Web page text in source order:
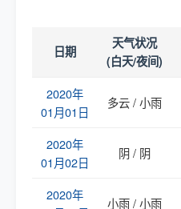
日期
天气状况
(白天/夜间)
2020年
01月01日
多云 / 小雨
2020年
01月02日
阴 / 阴
2020年
小雨 / 小雨